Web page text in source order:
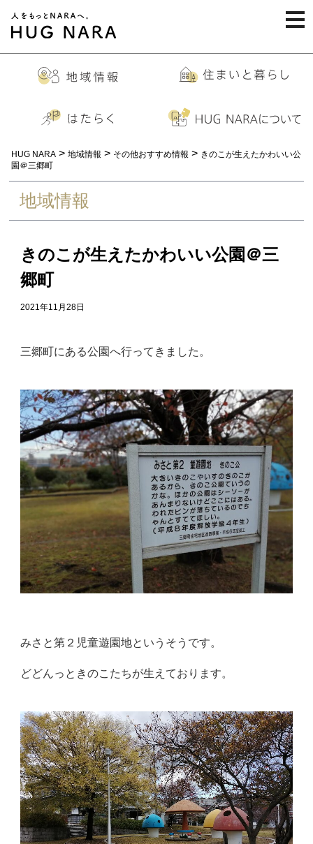
HUG NARA > 地域情報 > その他おすすめ情報 > きのこが生えたかわいい公
園＠三郷町
地域情報
きのこが生えたかわいい公園＠三
郷町
2021年11月28日
三郷町にある公園へ行ってきました。
みさと第２児童遊園地というそうです。
どどんっときのこたちが生えております。